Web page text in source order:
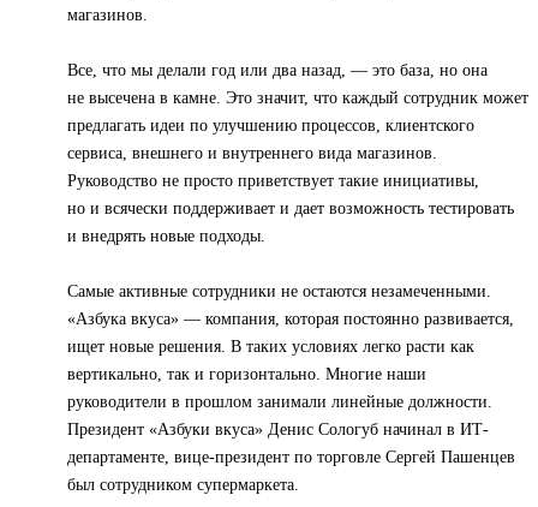
магазинов.
Все, что мы делали год или два назад, — это база, но она
не высечена в камне. Это значит, что каждый сотрудник может
предлагать идеи по улучшению процессов, клиентского
сервиса, внешнего и внутреннего вида магазинов.
Руководство не просто приветствует такие инициативы,
но и всячески поддерживает и дает возможность тестировать
и внедрять новые подходы.
Самые активные сотрудники не остаются незамеченными.
«Азбука вкуса» — компания, которая постоянно развивается,
ищет новые решения. В таких условиях легко расти как
вертикально, так и горизонтально. Многие наши
руководители в прошлом занимали линейные должности.
Президент «Азбуки вкуса» Денис Сологуб начинал в ИТ-
департаменте, вице-президент по торговле Сергей Пашенцев
был сотрудником супермаркета.